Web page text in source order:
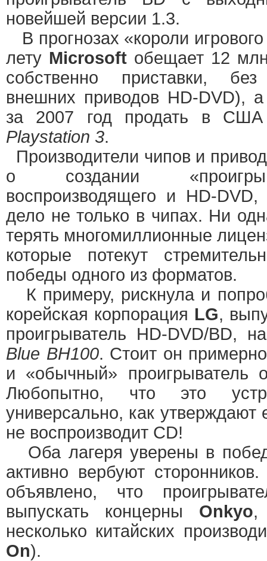
новейшей версии 1.3.
В прогнозах «короли
лету Microsoft обещает 12
собственно приставки,
внешних приводов HD-DVD),
за 2007 год продать в
Playstation 3.
Производители чипов и
о создании
воспроизводящего и HD-
дело не только в чипах. Ни
терять многомиллионные
которые потекут
победы одного из форматов.
К примеру, рискнула и
корейская корпорация LG,
проигрыватель HD-DVD/BD,
Blue BH100. Стоит он
и «обычный» проигрыватель
Любопытно, что это
универсально, как утверждают
не воспроизводит CD!
Оба лагеря уверены в
активно вербуют
объявлено, что
выпускать концерны Onkyo
несколько китайских
On).